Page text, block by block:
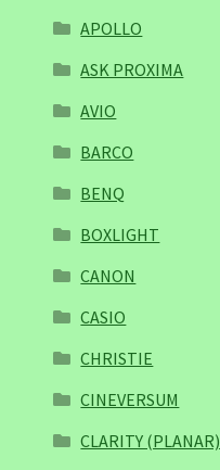
APOLLO
ASK PROXIMA
AVIO
BARCO
BENQ
BOXLIGHT
CANON
CASIO
CHRISTIE
CINEVERSUM
CLARITY (PLANAR)